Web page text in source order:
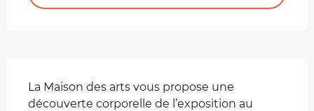
La Maison des arts vous propose une
découverte corporelle de l’exposition au